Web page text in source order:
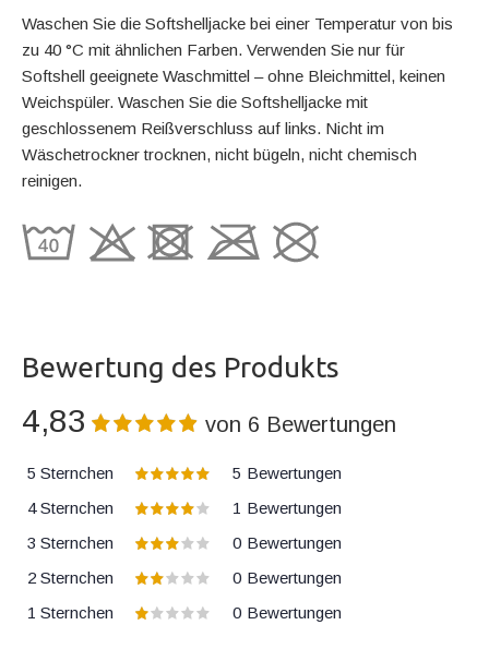
Waschen Sie die Softshelljacke bei einer Temperatur von bis
zu 40 °C mit ähnlichen Farben. Verwenden Sie nur für
Softshell geeignete Waschmittel – ohne Bleichmittel, keinen
Weichspüler. Waschen Sie die Softshelljacke mit
geschlossenem Reißverschluss auf links. Nicht im
Wäschetrockner trocknen, nicht bügeln, nicht chemisch
reinigen.
Bewertung des Produkts
4,83 von 6 Bewertungen
5 Sternchen 5 Bewertungen
4 Sternchen
1 Bewertungen
3 Sternchen
0 Bewertungen
2 Sternchen
0 Bewertungen
1 Sternchen
0 Bewertungen